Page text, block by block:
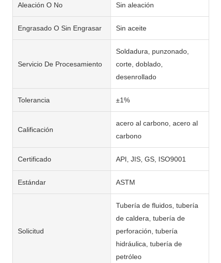
Aleación O No Sin aleación
Engrasado O Sin Engrasar Sin aceite
Servicio De Procesamiento
Soldadura, punzonado,
corte, doblado,
desenrollado
Tolerancia ±1%
Calificación
acero al carbono, acero al
carbono
Certificado API, JIS, GS, ISO9001
Estándar ASTM
Solicitud
Tubería de fluidos, tubería
de caldera, tubería de
perforación, tubería
hidráulica, tubería de
petróleo